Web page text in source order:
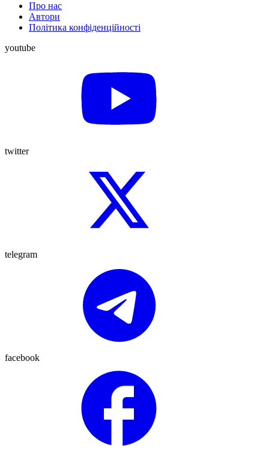
Про нас
Автори
Політика конфіденційності
youtube
twitter
telegram
facebook